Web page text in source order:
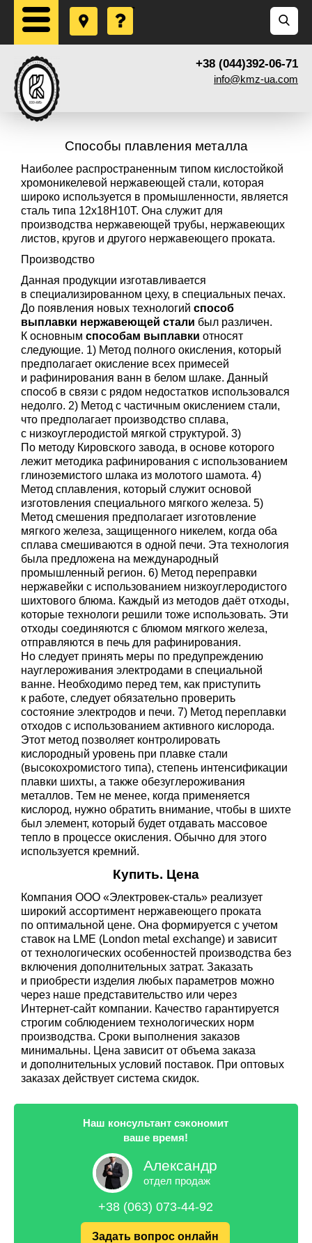
+38 (044)392-06-71
info@kmz-ua.com
Способы плавления металла
Наиболее распространенным типом кислостойкой
хромоникелевой нержавеющей стали, которая
широко используется в промышленности, является
сталь типа 12x18Н10Т. Она служит для
производства нержавеющей трубы, нержавеющих
листов, кругов и другого нержавеющего проката.
Производство
Данная продукции изготавливается
в специализированном цеху, в специальных печах.
До появления новых технологий способ
выплавки нержавеющей стали был различен.
К основным способам выплавки относят
следующие. 1) Метод полного окисления, который
предполагает окисление всех примесей
и рафинирования ванн в белом шлаке. Данный
способ в связи с рядом недостатков использовался
недолго. 2) Метод с частичным окислением стали,
что предполагает производство сплава,
с низкоуглеродистой мягкой структурой. 3)
По методу Кировского завода, в основе которого
лежит методика рафинирования с использованием
глиноземистого шлака из молотого шамота. 4)
Метод сплавления, который служит основой
изготовления специального мягкого железа. 5)
Метод смешения предполагает изготовление
мягкого железа, защищенного никелем, когда оба
сплава смешиваются в одной печи. Эта технология
была предложена на международный
промышленный регион. 6) Метод переправки
нержавейки с использованием низкоуглеродистого
шихтового блюма. Каждый из методов даёт отходы,
которые технологи решили тоже использовать. Эти
отходы соединяются с блюмом мягкого железа,
отправляются в печь для рафинирования.
Но следует принять меры по предупреждению
науглероживания электродами в специальной
ванне. Необходимо перед тем, как приступить
к работе, следует обязательно проверить
состояние электродов и печи. 7) Метод переплавки
отходов с использованием активного кислорода.
Этот метод позволяет контролировать
кислородный уровень при плавке стали
(высокохромистого типа), степень интенсификации
плавки шихты, а также обезуглероживания
металлов. Тем не менее, когда применяется
кислород, нужно обратить внимание, чтобы в шихте
был элемент, который будет отдавать массовое
тепло в процессе окисления. Обычно для этого
используется кремний.
Купить. Цена
Компания ООО «Электровек-сталь» реализует
широкий ассортимент нержавеющего проката
по оптимальной цене. Она формируется с учетом
ставок на LME (London metal exchange) и зависит
от технологических особенностей производства без
включения дополнительных затрат. Заказать
и приобрести изделия любых параметров можно
через наше представительство или через
Интернет-сайт компании. Качество гарантируется
строгим соблюдением технологических норм
производства. Сроки выполнения заказов
минимальны. Цена зависит от объема заказа
и дополнительных условий поставок. При оптовых
заказах действует система скидок.
Наш консультант сэкономит
ваше время!
Александр
отдел продаж
+38 (063) 073-44-92
Задать вопрос онлайн